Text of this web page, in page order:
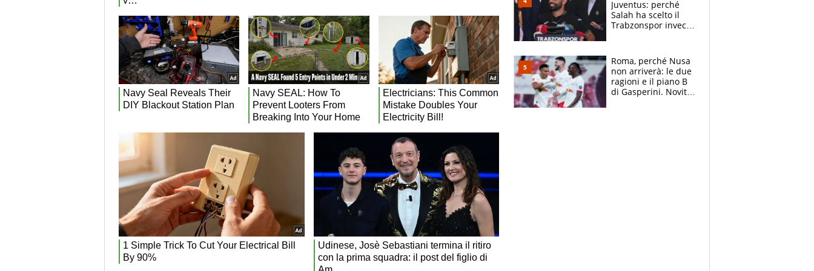
Juventus: perché
Salah ha scelto il
Trabzonspor invece
Roma, perché Nusa
non arriverà: le due
ragioni e il piano B
di Gasperini. Novità